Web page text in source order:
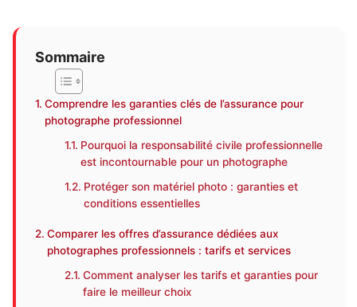
Sommaire
Comprendre les garanties clés de l’assurance pour
photographe professionnel
Pourquoi la responsabilité civile professionnelle
est incontournable pour un photographe
Protéger son matériel photo : garanties et
conditions essentielles
Comparer les offres d’assurance dédiées aux
photographes professionnels : tarifs et services
Comment analyser les tarifs et garanties pour
faire le meilleur choix